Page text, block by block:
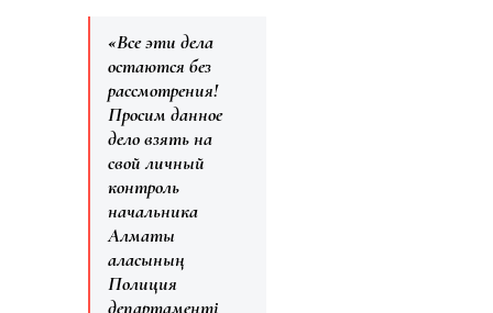
«Все эти дела
остаются без
рассмотрения!
Просим данное
дело взять на
свой личный
контроль
начальника
Алматы
қаласының
Полиция
департаменті